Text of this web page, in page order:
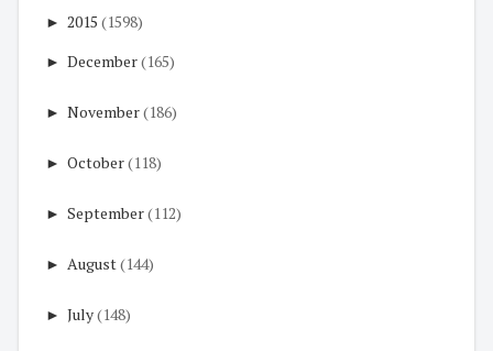
► 2015 (1598)
► December(165)
► November(186)
► October(118)
► September(112)
► August(144)
► July(148)